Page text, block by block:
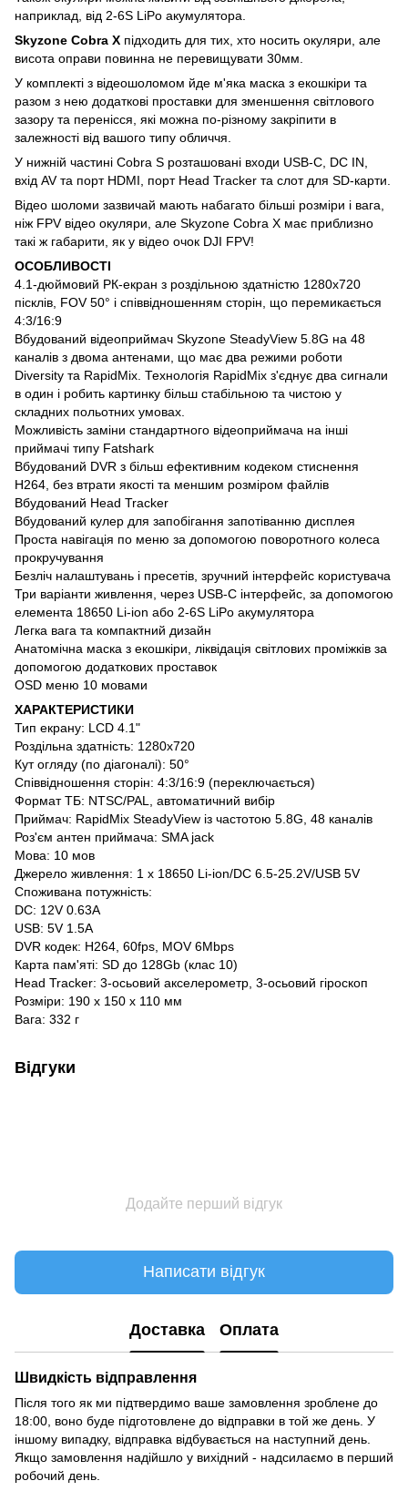
наприклад, від 2-6S LiPo акумулятора.
Skyzone Cobra X підходить для тих, хто носить окуляри, але
висота оправи повинна не перевищувати 30мм.
У комплекті з відеошоломом йде м'яка маска з екошкіри та
разом з нею додаткові проставки для зменшення світлового
зазору та перенісся, які можна по-різному закріпити в
залежності від вашого типу обличчя.
У нижній частині Cobra S розташовані входи USB-C, DC IN,
вхід AV та порт HDMI, порт Head Tracker та слот для SD-карти.
Відео шоломи зазвичай мають набагато більші розміри і вага,
ніж FPV відео окуляри, але Skyzone Cobra X має приблизно
такі ж габарити, як у відео очок DJI FPV!
ОСОБЛИВОСТІ
4.1-дюймовий РК-екран з роздільною здатністю 1280x720
пісклів, FOV 50° і співвідношенням сторін, що перемикається
4:3/16:9
Вбудований відеоприймач Skyzone SteadyView 5.8G на 48
каналів з двома антенами, що має два режими роботи
Diversity та RapidMix. Технологія RapidMix з'єднує два сигнали
в один і робить картинку більш стабільною та чистою у
складних польотних умовах.
Можливість заміни стандартного відеоприймача на інші
приймачі типу Fatshark
Вбудований DVR з більш ефективним кодеком стиснення
H264, без втрати якості та меншим розміром файлів
Вбудований Head Tracker
Вбудований кулер для запобігання запотіванню дисплея
Проста навігація по меню за допомогою поворотного колеса
прокручування
Безліч налаштувань і пресетів, зручний інтерфейс користувача
Три варіанти живлення, через USB-C інтерфейс, за допомогою
елемента 18650 Li-ion або 2-6S LiPo акумулятора
Легка вага та компактний дизайн
Анатомічна маска з екошкіри, ліквідація світлових проміжків за
допомогою додаткових проставок
OSD меню 10 мовами
ХАРАКТЕРИСТИКИ
Тип екрану: LCD 4.1"
Роздільна здатність: 1280x720
Кут огляду (по діагоналі): 50°
Співвідношення сторін: 4:3/16:9 (переключається)
Формат ТБ: NTSC/PAL, автоматичний вибір
Приймач: RapidMix SteadyView із частотою 5.8G, 48 каналів
Роз'єм антен приймача: SMA jack
Мова: 10 мов
Джерело живлення: 1 x 18650 Li-ion/DC 6.5-25.2V/USB 5V
Споживана потужність:
DC: 12V 0.63А
USB: 5V 1.5А
DVR кодек: H264, 60fps, MOV 6Mbps
Карта пам'яті: SD до 128Gb (клас 10)
Head Tracker: 3-осьовий акселерометр, 3-осьовий гіроскоп
Розміри: 190 х 150 х 110 мм
Вага: 332 г
Відгуки
Додайте перший відгук
Написати відгук
Доставка Оплата
Швидкість відправлення
Після того як ми підтвердимо ваше замовлення зроблене до
18:00, воно буде підготовлене до відправки в той же день. У
іншому випадку, відправка відбувається на наступний день.
Якщо замовлення надійшло у вихідний - надсилаємо в перший
робочий день.